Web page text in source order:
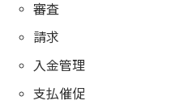
審査
請求
入金管理
支払催促